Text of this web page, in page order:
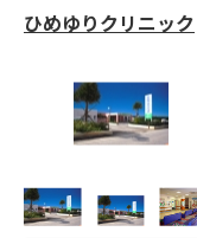
ひめゆりクリニック